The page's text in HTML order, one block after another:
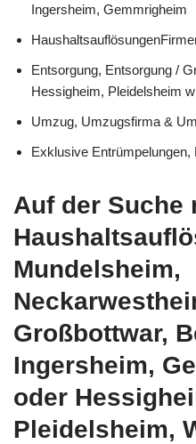
Ingersheim, Gemmrigheim
Entsorgung, Entsorgung /
Hessigheim, Pleidelsheim
Umzug, Umzugsfirma &
Exklusive Entrümpelungen,
Auf der Suche
Mundelsheim,
Großbottwar,
Ingersheim,
oder
Pleidelsheim,